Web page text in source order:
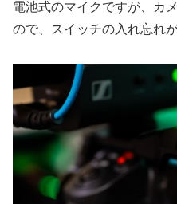
電池式のマイクですが、カ
ので、スイッチの入れ忘れ